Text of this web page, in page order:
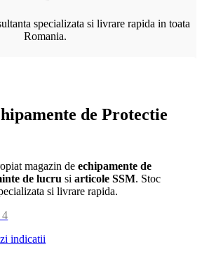
specializata si livrare rapida in toata
Romania.
de Protectie
magazin deechipamente de
de lucru siarticole SSM. Stoc
si livrare rapida.
4
indicatii